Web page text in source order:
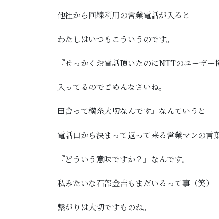
他社から回線利用の営業電話が入ると
わたしはいつもこういうのです。
『せっかくお電話頂いたのにNTTのユーザー
入ってるのでごめんなさいね。
田舎って横糸大切なんです』なんていうと
電話口から決まって返って来る営業マンの言
『どういう意味ですか？』なんです。
私みたいな石部金吉もまだいるって事（笑）
繋がりは大切ですものね。